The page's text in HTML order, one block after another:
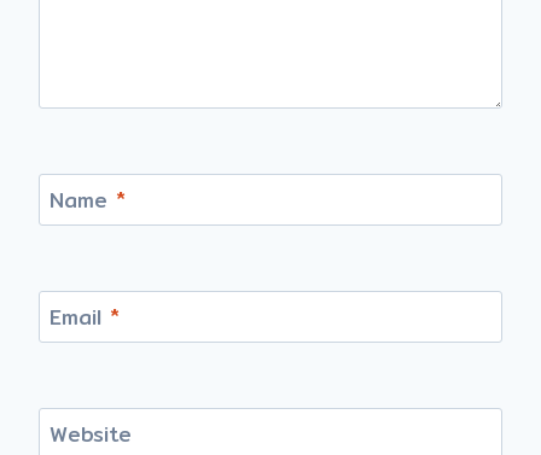
Name *
Email *
Website